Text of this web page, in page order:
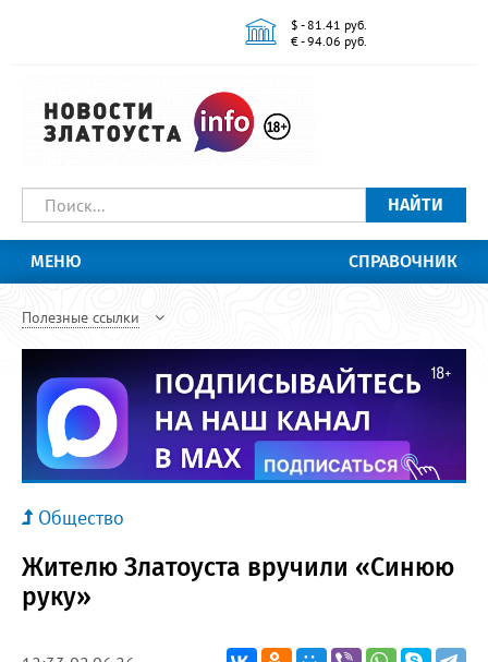
$ - 81.41 руб.
€ - 94.06 руб.
НАЙТИ
МЕНЮ СПРАВОЧНИК
Полезные ссылки
Общество
Жителю Златоуста вручили «Синюю
руку»